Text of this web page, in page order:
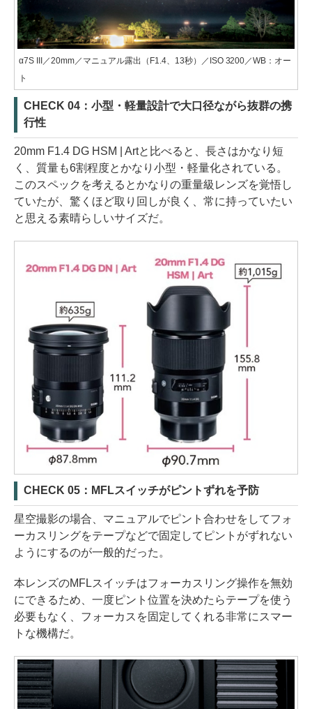
α7S III／20mm／マニュアル露出（F1.4、13秒）／ISO 3200／WB：オー
ト
CHECK 04：小型・軽量設計で大口径ながら抜群の携
行性
20mm F1.4 DG HSM | Artと比べると、長さはかなり短
く、質量も6割程度とかなり小型・軽量化されている。
このスペックを考えるとかなりの重量級レンズを覚悟し
ていたが、驚くほど取り回しが良く、常に持っていたい
と思える素晴らしいサイズだ。
CHECK 05：MFLスイッチがピントずれを予防
星空撮影の場合、マニュアルでピント合わせをしてフォ
ーカスリングをテープなどで固定してピントがずれない
ようにするのが一般的だった。
本レンズのMFLスイッチはフォーカスリング操作を無効
にできるため、一度ピント位置を決めたらテープを使う
必要もなく、フォーカスを固定してくれる非常にスマー
トな機構だ。